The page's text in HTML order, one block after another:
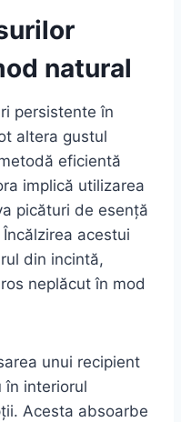
natural
persistente în
altera gustul
eficientă
implică utilizarea
picături de esență
acestui
din incintă,
neplăcut în mod
unui recipient
în interiorul
Acesta absoarbe